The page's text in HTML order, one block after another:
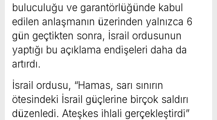
buluculuğu ve garantörlüğünde kabul
edilen anlaşmanın üzerinden yalnızca 6
gün geçtikten sonra, İsrail ordusunun
yaptığı bu açıklama endişeleri daha da
artırdı.
İsrail ordusu, “Hamas, sarı sınırın
ötesindeki İsrail güçlerine birçok saldırı
düzenledi. Ateşkes ihlali gerçekleştirdi”